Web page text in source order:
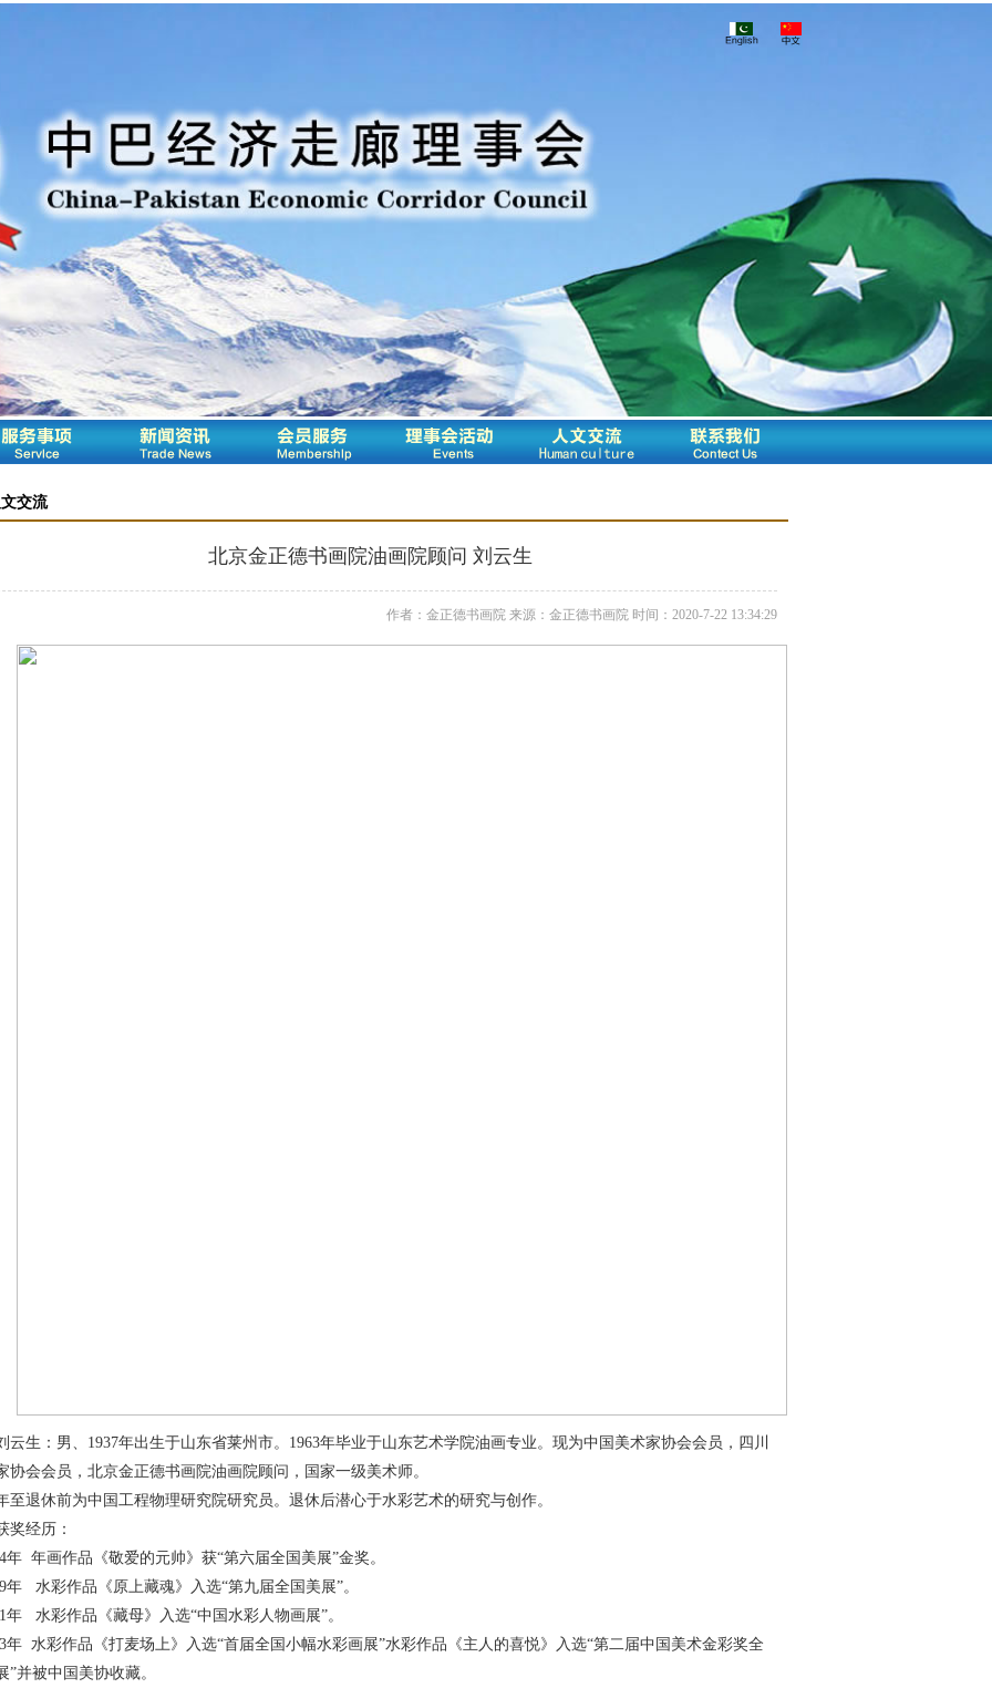
交流
北京金正德书画院油画院顾问 刘云生
作者：金正德书画院 来源：金正德书画院 时间：2020-7-22 13:34:29
云生：男、1937年出生于山东省莱州市。1963年毕业于山东艺术学院油画专业。现为中国美术家协会会员，四川
协会会员，北京金正德书画院油画院顾问，国家一级美术师。
至退休前为中国工程物理研究院研究员。退休后潜心于水彩艺术的研究与创作。
奖经历：
年 年画作品《敬爱的元帅》获“第六届全国美展”金奖。
年 水彩作品《原上藏魂》入选“第九届全国美展”。
年 水彩作品《藏母》入选“中国水彩人物画展”。
年 水彩作品《打麦场上》入选“首届全国小幅水彩画展”水彩作品《主人的喜悦》入选“第二届中国美术金彩奖全
”并被中国美协收藏。